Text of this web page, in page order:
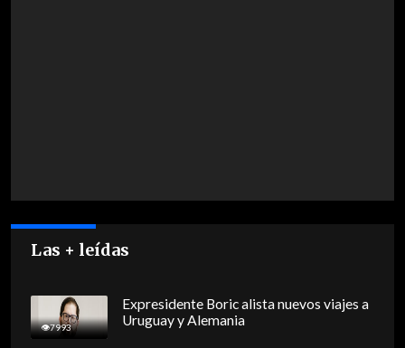
Las + leídas
7993
Expresidente Boric alista nuevos viajes a
Uruguay y Alemania